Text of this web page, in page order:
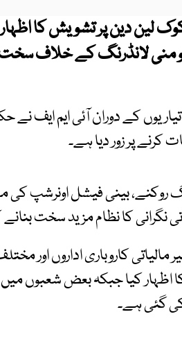
لین دین پر تشویش کا
لانڈرنگ کے خلاف سخت
کے دوران آئی ایم ایف نے
کرنے پر زور دیا ہے۔
روکنے، بینی فیشل اونرشپ
نگرانی کا نظام مزید سخت
کاروباری اداروں اور
کیا جبکہ بعض شعبوں میں
گئی ہے۔